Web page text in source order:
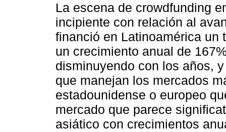
La escena de crowdfunding
incipiente con relación al
financió en Latinoamérica un
un crecimiento anual de
disminuyendo con los años,
que manejan los mercados
estadounidense o europeo
mercado que parece
asiático con crecimientos